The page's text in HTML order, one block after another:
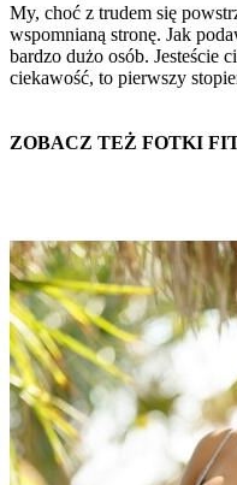
My, choć z trudem się
wspomnianą stronę. Jak
bardzo dużo osób. Jesteście
ciekawość, to pierwszy
ZOBACZ TEŻ FOTKI